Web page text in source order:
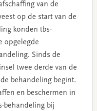
van de
op de start van de
konden tbs-
opgelegde
Sinds de
twee derde van de
behandeling begint.
en beschermen in
behandeling bij